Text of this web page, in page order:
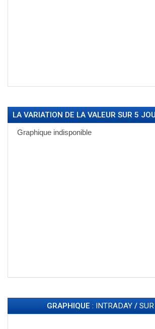
LA VARIATION DE LA VALEUR SUR 5
GRAPHIQUE : INTRADAY/